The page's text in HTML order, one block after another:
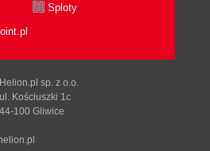
Sploty
Helion.pl sp. z o.o.
ul. Kościuszki 1c
44-100 Gliwice